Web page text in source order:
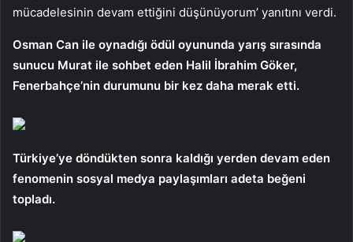
mücadelesinin devam ettiğini düşünüyorum’ yanıtını verdi.
Osman Can ile oynadığı ödül oyununda yarış sırasında
sunucu Murat ile sohbet eden Halil İbrahim Göker,
Fenerbahçe’nin durumunu bir kez daha merak etti.
Türkiye’ye döndükten sonra kaldığı yerden devam eden
fenomenin sosyal medya paylaşımları adeta beğeni
topladı.